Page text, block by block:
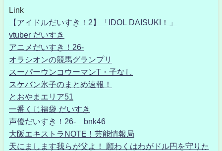
Link
【アイドルだいすき！2】「IDOL DAISUKI！」
vtuber だいすき
アニメだいすき！26-
オラシオンの競馬グランプリ
スーパーウンコウーマンT・子なし
スケバン氷子のまとめ速報！
とおやまエリア51
一番くじ福袋 だいすき
声優だいすき！26- bnk46
大阪エキストラNOTE！芸能情報局
天にまします我らが父よ！ 願わくはわがドル円を守りた